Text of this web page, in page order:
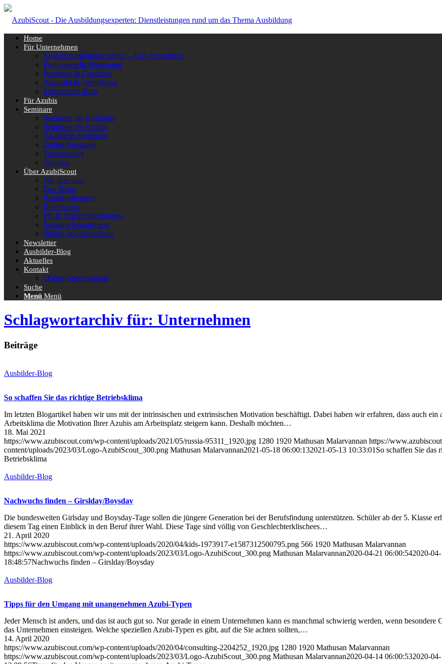
Home
Für Unternehmen
So geht Ausbildung heute! – Das Praxisbuch
Professionelle Betreuung
Beratung & Coaching
Auswahl & Vermittlung
Mastermind-Kurs
Für Azubis
Seminare
Seminare für Ausbilder
Seminare für Azubis
Akademie-Seminare
Online-Seminare
Teamtraining
Vorträge
Über AzubiScout
Wir über uns
Das Team
Kundenstimmen
Referenzen
PR & Veröffentlichungen
Soziales Engagement
Stellen bei AzubiScout
Newsletter
Ausbilder-Blog
Aktuelles
Kontakt
Online-Sprechstunde
Suche
Menü Menü
Schlagwortarchiv für: Unternehmen
Beiträge
Ausbilder-Blog
So schaffen Sie das richtige Betriebsklima
Im letzten Blogartikel haben wir uns mit der intrinsischen und extrinsischen Motivation beschäftigt. Dabei haben wir erfahren, dass auch ein
Arbeitsklima die Motivation Ihrer Azubis am Arbeitsplatz steigern kann. Deshalb möchten…
18. Mai 2021
https://www.azubiscout.com/wp-content/uploads/2021/05/russia-95311_1920.jpg 1280 1920 Mathusan Malarvannan https://
content/uploads/2023/03/Logo-AzubiScout_300.png Mathusan Malarvannan2021-05-18 06:00:132021-05-13 10:33:01 So schaffen Sie das
Betriebsklima
Ausbilder-Blog
Nachwuchs finden – Girslday/Boysday
Die bundesweiten Girlsday und Boysday-Tage sollen die jüngere Generation bei der Berufsfindung unterstützen. Schüler ab der 5. Klasse
diesem Tag einen Einblick in den Beruf ihrer Wahl. Diese Tage sind völlig von Geschlechterklischees…
21. April 2020
https://www.azubiscout.com/wp-content/uploads/2020/04/kids-1973917-e1587312500795.png 566 1920 Mathusan Malarvannan
https://www.azubiscout.com/wp-content/uploads/2023/03/Logo-AzubiScout_300.png Mathusan Malarvannan2020-04-21 06:00:542020-
18:48:57Nachwuchs finden – Girslday/Boysday
Ausbilder-Blog
Tipps für den Umgang mit unangenehmen Azubi-Typen
Jeder Mensch ist anders, und das ist auch gut so. Nur gerade in einem Unternehmen kann es manchmal schwierig werden, wenn besondere
das Unternehmen einsteigen. Welche speziellen Azubi-Typen es gibt, auf die Sie achten sollten,…
14. April 2020
https://www.azubiscout.com/wp-content/uploads/2020/04/consulting-2204252_1920.jpg 1280 1920 Mathusan Malarvannan
https://www.azubiscout.com/wp-content/uploads/2023/03/Logo-AzubiScout_300.png Mathusan Malarvannan2020-04-14 06:00:532020-04-